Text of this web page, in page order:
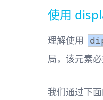
使用
理解使用
局，该元素
我们通过下